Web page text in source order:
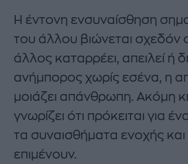
Η έντονη ενσυναίσθηση
του άλλου βιώνεται σχεδόν
άλλος καταρρέει, απειλεί ή
ανήμπορος χωρίς εσένα, η
μοιάζει απάνθρωπη. Ακόμη
γνωρίζει ότι πρόκειται για
τα συναισθήματα ενοχής
επιμένουν.